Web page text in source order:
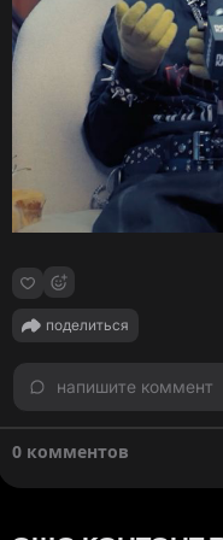
поделиться
напишите коммент
0 комментов